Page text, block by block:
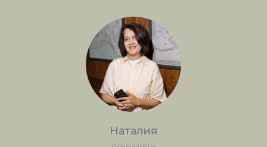
Наталия